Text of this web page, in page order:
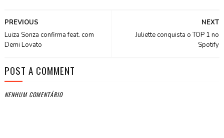
NEXT
Juliette conquista o TOP 1 no
Spotify
PREVIOUS
Luiza Sonza confirma feat. com
Demi Lovato
POST A COMMENT
NENHUM COMENTÁRIO